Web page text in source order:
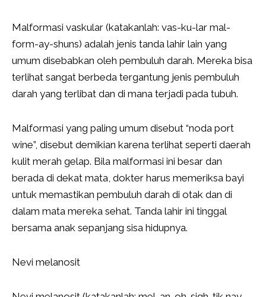
Malformasi vaskular (katakanlah: vas-ku-lar mal-
form-ay-shuns) adalah jenis tanda lahir lain yang
umum disebabkan oleh pembuluh darah. Mereka bisa
terlihat sangat berbeda tergantung jenis pembuluh
darah yang terlibat dan di mana terjadi pada tubuh.
Malformasi yang paling umum disebut “noda port
wine”, disebut demikian karena terlihat seperti daerah
kulit merah gelap. Bila malformasi ini besar dan
berada di dekat mata, dokter harus memeriksa bayi
untuk memastikan pembuluh darah di otak dan di
dalam mata mereka sehat. Tanda lahir ini tinggal
bersama anak sepanjang sisa hidupnya.
Nevi melanosit